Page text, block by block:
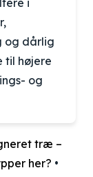
i
og dårlig
til højere
og
træ –
her? •